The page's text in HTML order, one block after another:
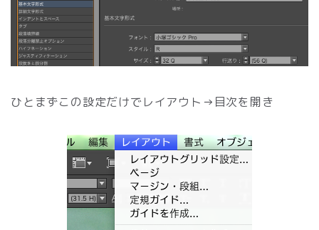
ひとまずこの設定だけでレイアウト→目次を開き